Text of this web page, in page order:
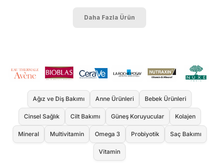
Daha Fazla Ürün
Ağız ve Diş Bakımı Anne Ürünleri Bebek Ürünleri
Cinsel Sağlık Cilt Bakımı Güneş Koruyucular Kolajen
Mineral Multivitamin Omega 3 Probiyotik Saç Bakımı
Vitamin